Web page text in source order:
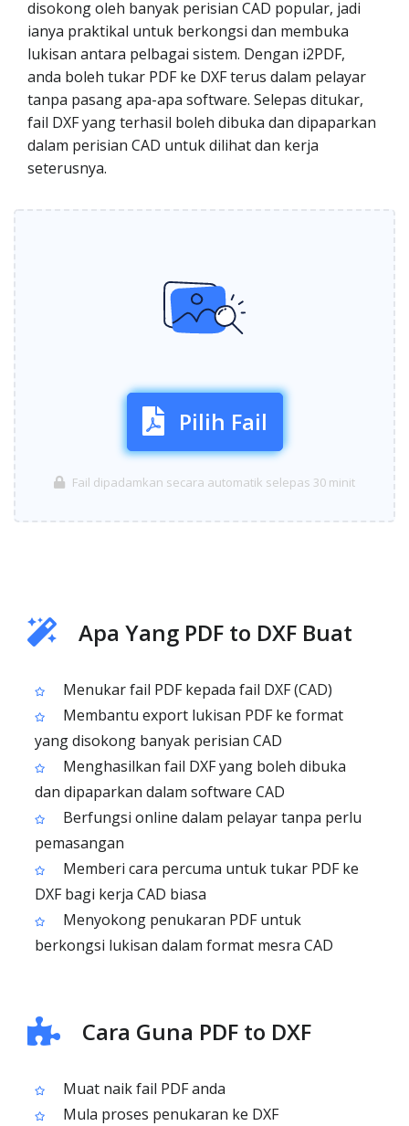
disokong oleh banyak perisian CAD popular, jadi
ianya praktikal untuk berkongsi dan membuka
lukisan antara pelbagai sistem. Dengan i2PDF,
anda boleh tukar PDF ke DXF terus dalam pelayar
tanpa pasang apa-apa software. Selepas ditukar,
fail DXF yang terhasil boleh dibuka dan dipaparkan
dalam perisian CAD untuk dilihat dan kerja
seterusnya.
Pilih Fail
Fail dipadamkan secara automatik selepas 30 minit
Apa Yang PDF to DXF Buat
Menukar fail PDF kepada fail DXF (CAD)
Membantu export lukisan PDF ke format
yang disokong banyak perisian CAD
Menghasilkan fail DXF yang boleh dibuka
dan dipaparkan dalam software CAD
Berfungsi online dalam pelayar tanpa perlu
pemasangan
Memberi cara percuma untuk tukar PDF ke
DXF bagi kerja CAD biasa
Menyokong penukaran PDF untuk
berkongsi lukisan dalam format mesra CAD
Cara Guna PDF to DXF
Muat naik fail PDF anda
Mula proses penukaran ke DXF